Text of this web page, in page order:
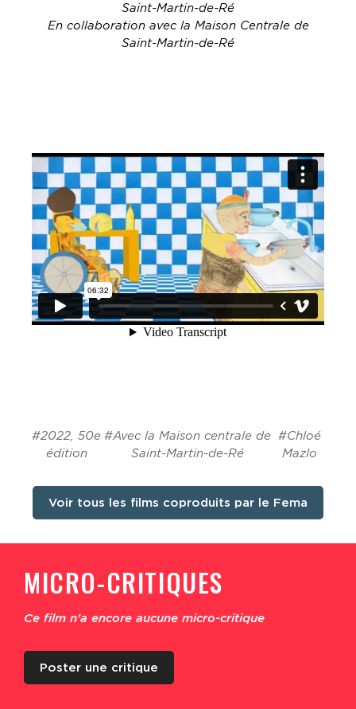
Saint-Martin-de-Ré
En collaboration avec la Maison Centrale de
Saint-Martin-de-Ré
#2022, 50e
édition
#Avec la Maison centrale de
Saint-Martin-de-Ré
#Chloé
Mazlo
Voir tous les films coproduits par le Fema
MICRO-CRITIQUES
Ce film n'a encore aucune micro-critique
Poster une critique